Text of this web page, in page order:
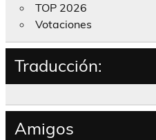
TOP 2026
Votaciones
Traducción:
Amigos